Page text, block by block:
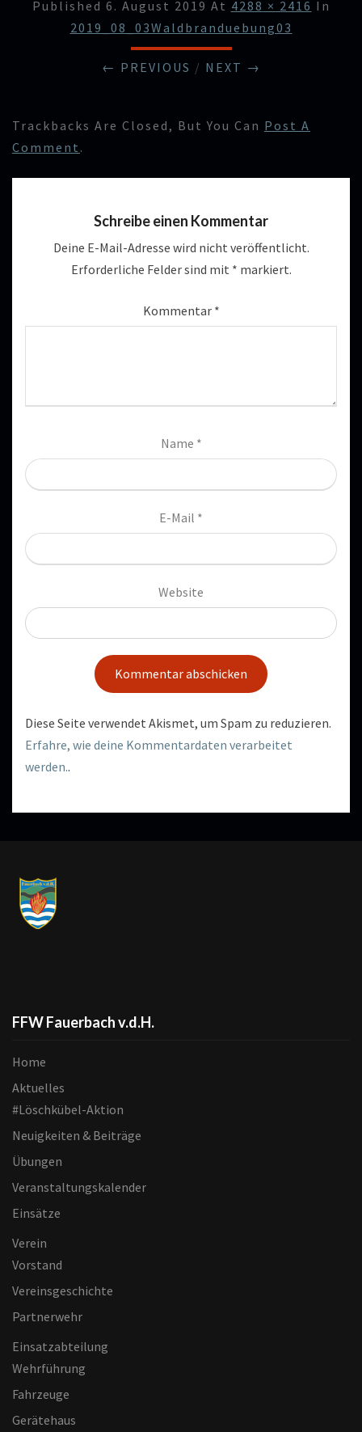
Published 6. August 2019 At 4288 × 2416 In
2019_08_03Waldbranduebung03
← PREVIOUS / NEXT →
Trackbacks Are Closed, But You Can Post A
Comment .
Schreibe einen Kommentar
Deine E-Mail-Adresse wird nicht veröffentlicht.
Erforderliche Felder sind mit * markiert.
Kommentar *
Name *
E-Mail *
Website
Diese Seite verwendet Akismet, um Spam zu reduzieren.
Erfahre, wie deine Kommentardaten verarbeitet
werden..
FFW Fauerbach v.d.H.
Home
Aktuelles
#Löschkübel-Aktion
Neuigkeiten & Beiträge
Übungen
Veranstaltungskalender
Einsätze
Verein
Vorstand
Vereinsgeschichte
Partnerwehr
Einsatzabteilung
Wehrführung
Fahrzeuge
Gerätehaus